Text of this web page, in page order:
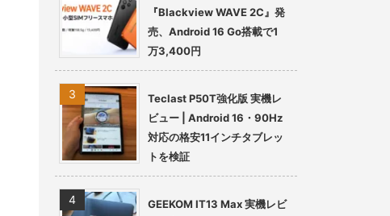
『Blackview WAVE 2C』発
売、Android 16 Go搭載で1
万3,400円
Teclast P50T強化版 実機レ
ビュー | Android 16・90Hz
対応の格安11インチタブレッ
トを検証
GEEKOM IT13 Max 実機レビ